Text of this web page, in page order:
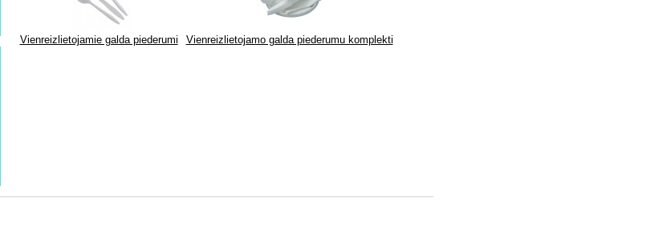
Vienreizlietojamie galda piederumi Vienreizlietojamo galda piederumu komplekti